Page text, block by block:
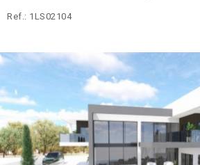
Ref.: 1LS02104